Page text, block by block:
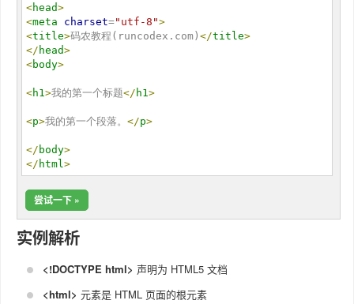
<head>
<meta charset=" utf-8 ">
<title>码农教程(runcodex.com) </title>
</ head>
<body>
<h1>我的第一个标题</ h1>
<p>我的第一个段落。 </p>
</ body>
</ html>
尝试一下 »
实例解析
<!DOCTYPE html> 声明为 HTML5 文档
<html> 元素是 HTML 页面的根元素